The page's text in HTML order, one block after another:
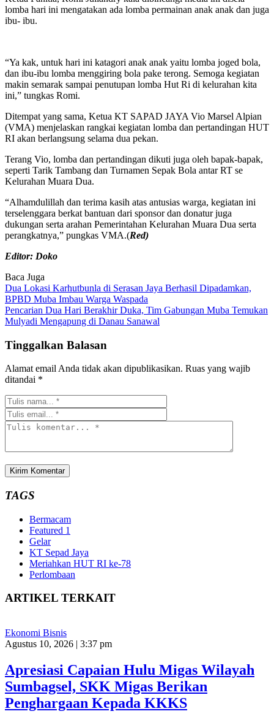
lomba hari ini mengatakan ada lomba permainan anak anak dan juga
ibu- ibu.
“Ya kak, untuk hari ini katagori anak anak yaitu lomba joged bola,
dan ibu-ibu lomba menggiring bola pake terong. Semoga kegiatan
makin semarak sampai penutupan lomba Hut Ri di kelurahan kita
ini,” tungkas Romi.
Ditempat yang sama, Ketua KT SAPAD JAYA Vio Marsel Alpian
(VMA) menjelaskan rangkai kegiatan lomba dan pertandingan HUT
RI akan berlangsung selama dua pekan.
Terang Vio, lomba dan pertandingan dikuti juga oleh bapak-bapak,
seperti Tarik Tambang dan Turnamen Sepak Bola antar RT se
Kelurahan Muara Dua.
“Alhamdulillah dan terima kasih atas antusias warga, kegiatan ini
terselenggara berkat bantuan dari sponsor dan donatur juga
dukungan serta arahan Pemerintahan Kelurahan Muara Dua serta
perangkatnya,” pungkas VMA.(Red)
Editor: Doko
Baca Juga
Dua Lokasi Karhutbunla di Serasan Jaya Berhasil Dipadamkan,
BPBD Muba Imbau Warga Waspada
Pencarian Dua Hari Berakhir Duka, Tim Gabungan Muba Temukan
Mulyadi Mengapung di Danau Sanawal
Tinggalkan Balasan
Alamat email Anda tidak akan dipublikasikan. Ruas yang wajib
ditandai *
TAGS
Bermacam
Featured 1
Gelar
KT Sepad Jaya
Meriahkan HUT RI ke-78
Perlombaan
ARTIKEL TERKAIT
Ekonomi Bisnis
Agustus 10, 2026 | 3:37 pm
Apresiasi Capaian Hulu Migas Wilayah
Sumbagsel, SKK Migas Berikan
Penghargaan Kepada KKKS